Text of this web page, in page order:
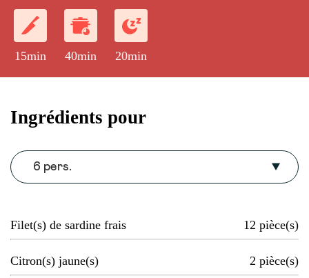
15min 40min 20min
Ingrédients pour
6 pers.
Filet(s) de sardine frais 12 pièce(s)
Citron(s) jaune(s) 2 pièce(s)